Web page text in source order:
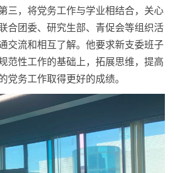
三，将党务工作与学业相结合，关心
合团委、研究生部、青促会等组织活
交流和相互了解。他要求新支委班子
范性工作的基础上，拓展思维，提高
党务工作取得更好的成绩。